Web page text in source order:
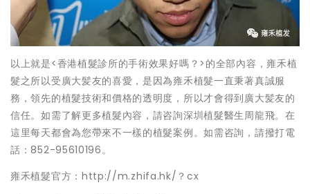
以上就是<香港植髮診所的手術效果好嗎？>的全部內容，雍禾植
髮之所以受廣大髪友的喜愛，是因為雍禾植髮一直秉著真誠服
務，領先的植髮技術和價格的透明度，所以才會得到廣大髪友的
信任。如需了解更多植髮內容，請咨詢深圳植髮醫生周龍飛。在
這里每天都會為您帶來不一樣的植髮案例。如需咨詢，請撥打電
話：852-95610196。
雍禾植髮官方：http://m.zhifa.hk/？cx